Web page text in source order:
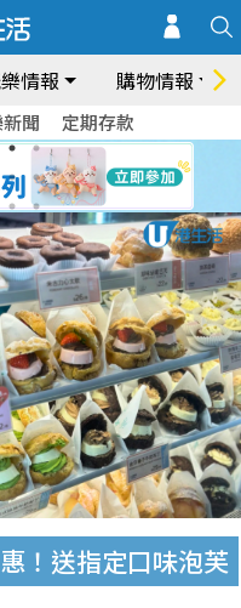
情報 購物情報
聞 定期存款
！送指定口味泡芙